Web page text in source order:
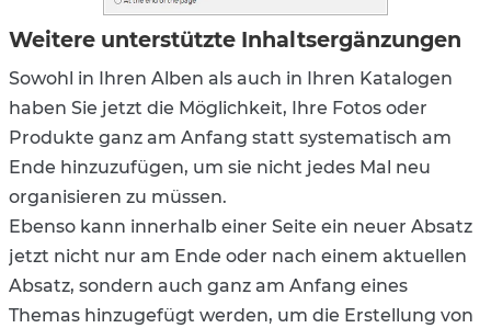
Weitere unterstützte Inhaltsergänzungen
Sowohl in Ihren Alben als auch in Ihren Katalogen
haben Sie jetzt die Möglichkeit, Ihre Fotos oder
Produkte ganz am Anfang statt systematisch am
Ende hinzuzufügen, um sie nicht jedes Mal neu
organisieren zu müssen.
Ebenso kann innerhalb einer Seite ein neuer Absatz
jetzt nicht nur am Ende oder nach einem aktuellen
Absatz, sondern auch ganz am Anfang eines
Themas hinzugefügt werden, um die Erstellung von